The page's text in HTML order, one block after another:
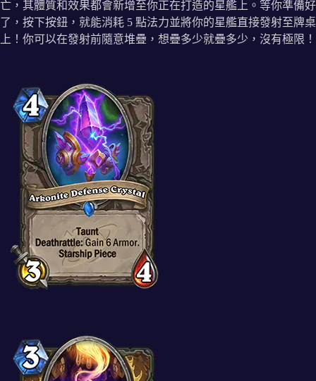
亡，其體質和效果都會新增至你正在打造的星艦上。等你準備好
了，按下按鈕，就能消耗 5 點法力並將你的星艦直接發射至牌桌
上！你可以在發射前隨意堆疊，想疊多少就疊多少，沒有極限！